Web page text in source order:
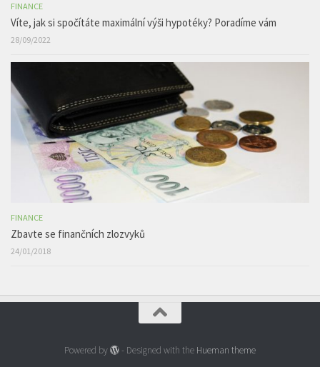
FINANCE
Víte, jak si spočítáte maximální výši hypotéky? Poradíme vám
28/09/2022
FINANCE
Zbavte se finančních zlozvyků
24/01/2018
Powered by - Designed with the Hueman theme